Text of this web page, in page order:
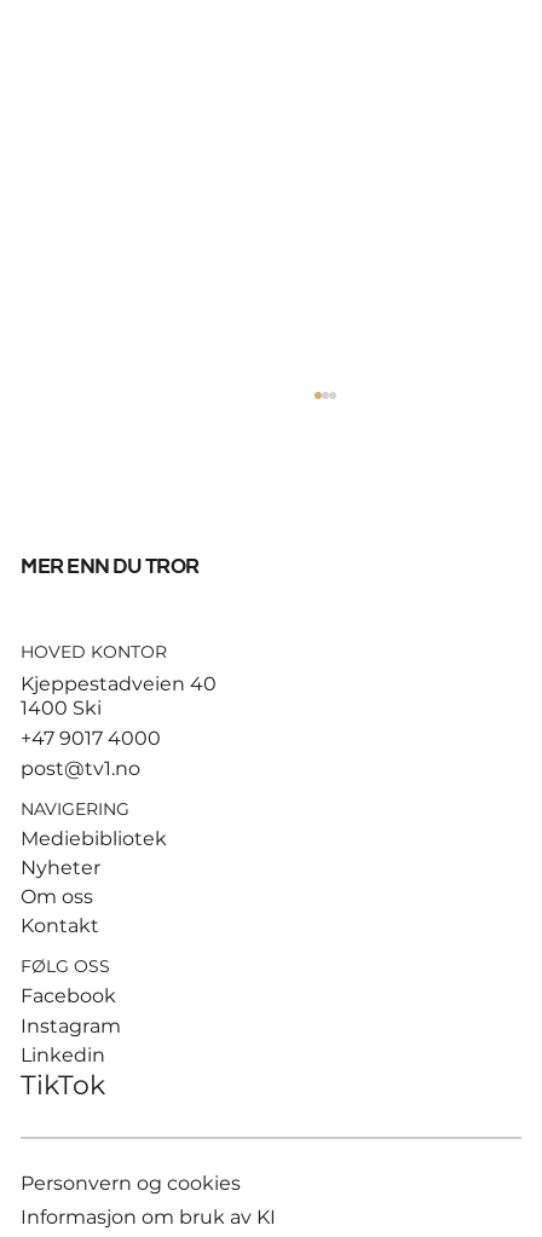
God start for de norske
Hamburg
mer enn du tror
HOVED KONTOR
Kjeppestadveien 40
1400 Ski
+47 9017 4000
post@tv1.no
NAVIGERING
Mediebibliotek
Nyheter
Om oss
Kontakt
FØLG OSS
Facebook
Instagram
Linkedin
TikTok
Personvern og cookies
Informasjon om bruk av KI